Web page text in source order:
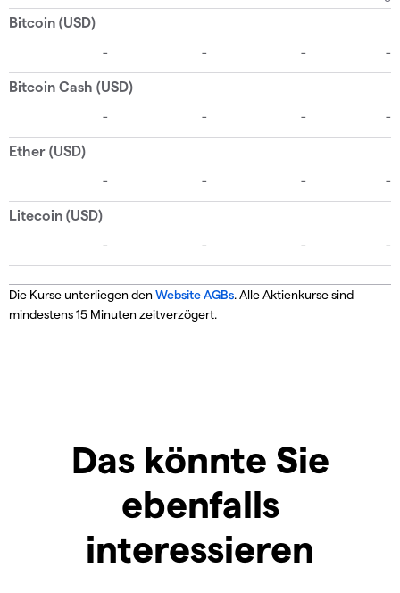
Die Kurse unterliegen den Website AGBs. Alle Aktienkurse sind
mindestens 15 Minuten zeitverzögert.
Das könnte Sie
ebenfalls
interessieren